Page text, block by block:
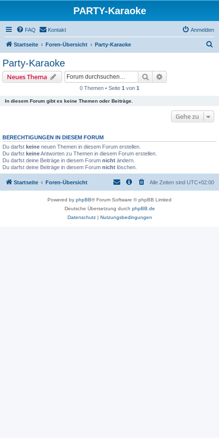
PARTY-Karaoke
FAQ Kontakt Anmelden
Startseite Foren-Übersicht Party-Karaoke
Party-Karaoke
Neues Thema Suche
0 Themen • Seite 1 von 1
In diesem Forum gibt es keine Themen oder Beiträge.
Gehe zu
BERECHTIGUNGEN IN DIESEM FORUM
Du darfst keine neuen Themen in diesem Forum erstellen.
Du darfst keineAntworten zu Themen in diesem Forum erstellen.
Du darfst deine Beiträge in diesem Forum nicht ändern.
Du darfst deine Beiträge in diesem Forum nicht löschen.
Startseite Foren-Übersicht Alle Zeiten sind UTC+02:00
Powered by phpBB® Forum Software © phpBB Limited
Deutsche Übersetzung durch phpBB.de
Datenschutz| Nutzungsbedingungen